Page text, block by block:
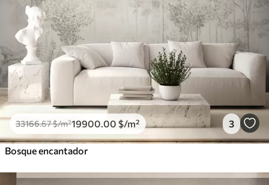
33166.67$/m²19900 .00 $/m² 3
Bosque encantador